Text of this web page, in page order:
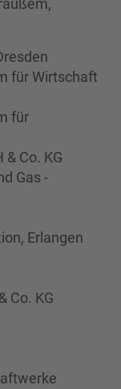
für Wirtschaft
für
Co. KG
Gas -
Erlangen
Co. KG